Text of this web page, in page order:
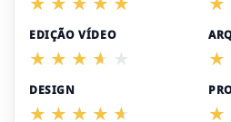
EDIÇÃO VÍDEO
DESIGN